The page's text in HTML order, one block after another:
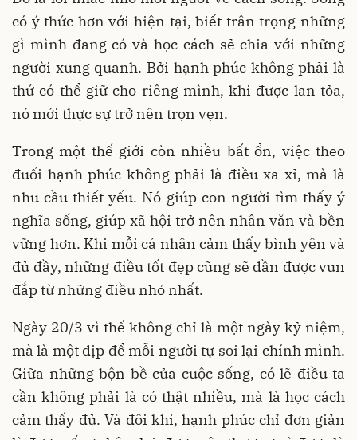
có ý thức hơn với hiện tại, biết trân trọng những
gì mình đang có và học cách sẻ chia với những
người xung quanh. Bởi hạnh phúc không phải là
thứ có thể giữ cho riêng mình, khi được lan tỏa,
nó mới thực sự trở nên trọn vẹn.
Trong một thế giới còn nhiều bất ổn, việc theo
đuổi hạnh phúc không phải là điều xa xỉ, mà là
nhu cầu thiết yếu. Nó giúp con người tìm thấy ý
nghĩa sống, giúp xã hội trở nên nhân văn và bền
vững hơn. Khi mỗi cá nhân cảm thấy bình yên và
đủ đầy, những điều tốt đẹp cũng sẽ dần được vun
đắp từ những điều nhỏ nhất.
Ngày 20/3 vì thế không chỉ là một ngày kỷ niệm,
mà là một dịp để mỗi người tự soi lại chính mình.
Giữa những bộn bề của cuộc sống, có lẽ điều ta
cần không phải là có thật nhiều, mà là học cách
cảm thấy đủ. Và đôi khi, hạnh phúc chỉ đơn giản